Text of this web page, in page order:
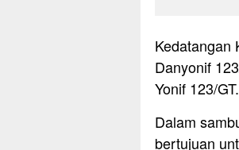
Kedatangan
Danyonif
Yonif 123/GT.
Dalam
bertujuan